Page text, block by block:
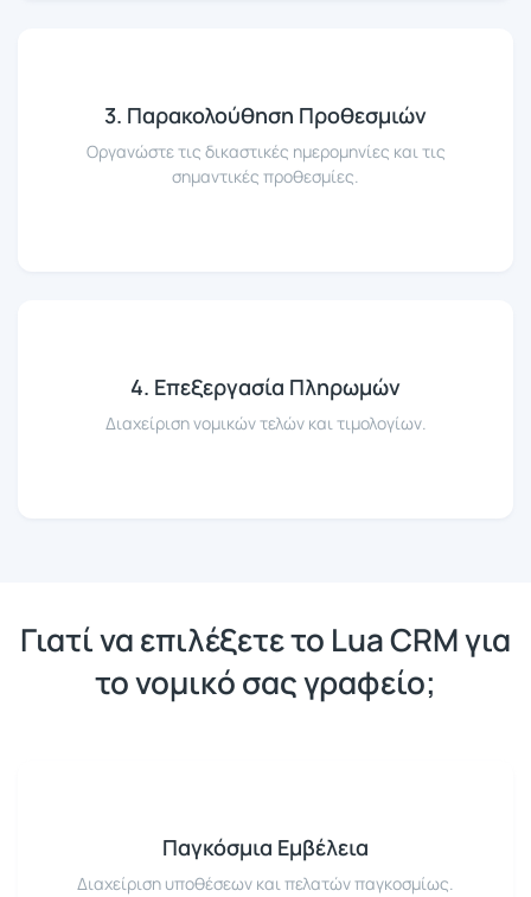
3. Παρακολούθηση Προθεσμιών
Οργανώστε τις δικαστικές ημερομηνίες και τις
σημαντικές προθεσμίες.
4. Επεξεργασία Πληρωμών
Διαχείριση νομικών τελών και τιμολογίων.
Γιατί να επιλέξετε το Lua CRM για
το νομικό σας γραφείο;
Παγκόσμια Εμβέλεια
Διαχείριση υποθέσεων και πελατών παγκοσμίως.